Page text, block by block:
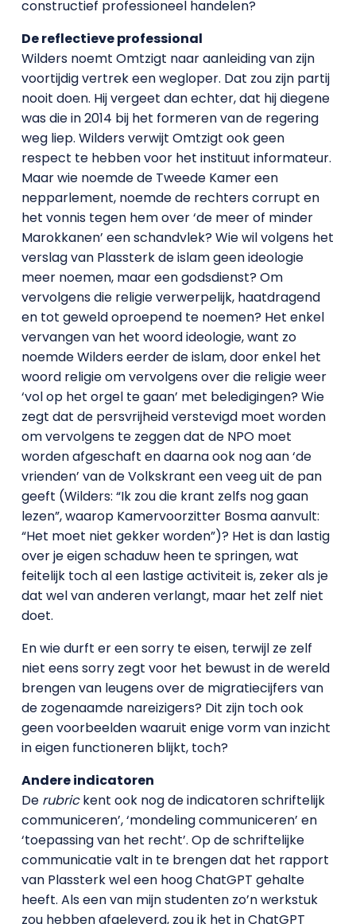
constructief professioneel handelen?
De reflectieve professional
Wilders noemt Omtzigt naar aanleiding van zijn
voortijdig vertrek een wegloper. Dat zou zijn partij
nooit doen. Hij vergeet dan echter, dat hij diegene
was die in 2014 bij het formeren van de regering
weg liep. Wilders verwijt Omtzigt ook geen
respect te hebben voor het instituut informateur.
Maar wie noemde de Tweede Kamer een
nepparlement, noemde de rechters corrupt en
het vonnis tegen hem over ‘de meer of minder
Marokkanen’ een schandvlek? Wie wil volgens het
verslag van Plassterk de islam geen ideologie
meer noemen, maar een godsdienst? Om
vervolgens die religie verwerpelijk, haatdragend
en tot geweld oproepend te noemen? Het enkel
vervangen van het woord ideologie, want zo
noemde Wilders eerder de islam, door enkel het
woord religie om vervolgens over die religie weer
‘vol op het orgel te gaan’ met beledigingen? Wie
zegt dat de persvrijheid verstevigd moet worden
om vervolgens te zeggen dat de NPO moet
worden afgeschaft en daarna ook nog aan ‘de
vrienden’ van de Volkskrant een veeg uit de pan
geeft (Wilders: “Ik zou die krant zelfs nog gaan
lezen”, waarop Kamervoorzitter Bosma aanvult:
“Het moet niet gekker worden”)? Het is dan lastig
over je eigen schaduw heen te springen, wat
feitelijk toch al een lastige activiteit is, zeker als je
dat wel van anderen verlangt, maar het zelf niet
doet.
En wie durft er een sorry te eisen, terwijl ze zelf
niet eens sorry zegt voor het bewust in de wereld
brengen van leugens over de migratiecijfers van
de zogenaamde nareizigers? Dit zijn toch ook
geen voorbeelden waaruit enige vorm van inzicht
in eigen functioneren blijkt, toch?
Andere indicatoren
De rubrickent ook nog de indicatoren schriftelijk
communiceren’, ‘mondeling communiceren’ en
‘toepassing van het recht’. Op de schriftelijke
communicatie valt in te brengen dat het rapport
van Plassterk wel een hoog ChatGPT gehalte
heeft. Als een van mijn studenten zo’n werkstuk
zou hebben afgeleverd, zou ik het in ChatGPT